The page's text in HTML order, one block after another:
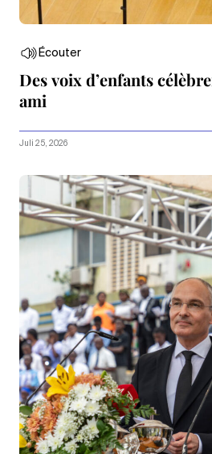
Écouter
Des voix d’enfants
ami
Juli 25, 2026